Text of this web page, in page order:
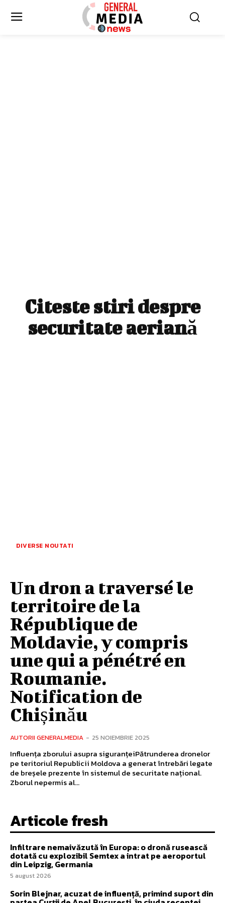
Citeste stiri despre
securitate aeriană
DIVERSE NOUTATI
Un dron a traversé le
territoire de la
République de
Moldavie, y compris
une qui a pénétré en
Roumanie.
Notification de
Chișinău
AUTORII GENERALMEDIA - 25 NOIEMBRIE 2025
Influența zborului asupra siguranțeiPătrunderea dronelor
pe teritoriul Republicii Moldova a generat întrebări legate
de breșele prezente în sistemul de securitate național.
Zborul nepermis al...
Articole fresh
Infiltrare nemaivăzută în Europa: o dronă rusească
dotată cu explozibil Semtex a intrat pe aeroportul
din Leipzig, Germania
5 august 2026
Sorin Blejnar, acuzat de influență, primind suport din